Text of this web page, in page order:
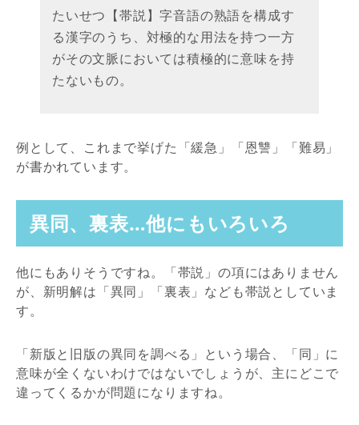
たいせつ【帯説】字音語の熟語を構成す
る漢字のうち、対極的な用法を持つ一方
がその文脈においては積極的に意味を持
たないもの。
例として、これまで挙げた「緩急」「恩讐」「難易」
が書かれています。
異同、裏表…他にもいろいろ
他にもありそうですね。「帯説」の項にはありません
が、新明解は「異同」「裏表」なども帯説としていま
す。
「新版と旧版の異同を調べる」という場合、「同」に
意味が全くないわけではないでしょうが、主にどこで
違ってくるかが問題になりますね。